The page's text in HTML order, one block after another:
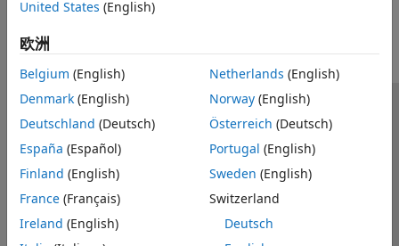
United States (English)
欧洲
Belgium (English)
Denmark (English)
Deutschland (Deutsch)
España (Español)
Finland (English)
France (Français)
Ireland (English)
Netherlands (English)
Norway(English)
Österreich (Deutsch)
Portugal (English)
Sweden (English)
Switzerland
Deutsch
信任中心 商标 隐私政策 防盗版
应用程序状态
联系我们
© 1994-2026 The MathWorks, Inc.